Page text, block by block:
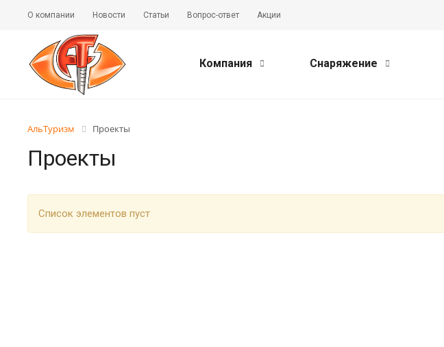
О компании Новости Статьи Вопрос-ответ Акции
Компания Снаряжение
АльТуризм Проекты
Проекты
Список элементов пуст